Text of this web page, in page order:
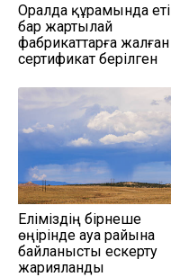
Оралда құрамында еті
бар жартылай
фабрикаттарға жалған
сертификат берілген
Еліміздің бірнеше
өңірінде ауа райына
байланысты ескерту
жарияланды